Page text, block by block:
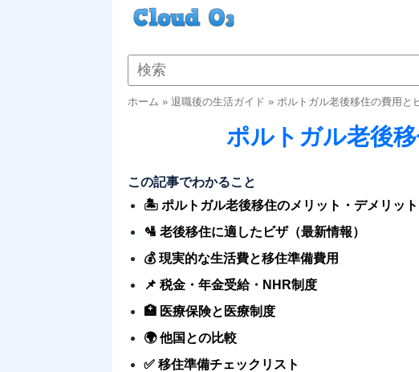
ホーム » 退職後の生活ガイド » ポルトガル老後移住の費用と
ポルトガル老後
この記事でわかること
🏝️ ポルトガル老後移住のメリット・デメリット
🛂 老後移住に適したビザ（最新情報）
💰 現実的な生活費と移住準備費用
📌 税金・年金受給・NHR制度
🏥 医療保険と医療制度
🌍 他国との比較
✅ 移住準備チェックリスト